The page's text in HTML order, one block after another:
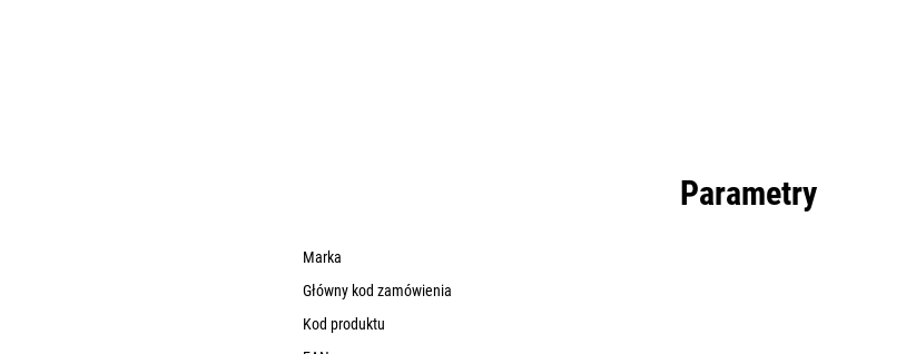
Parametry
Marka
Główny kod zamówienia
Kod produktu